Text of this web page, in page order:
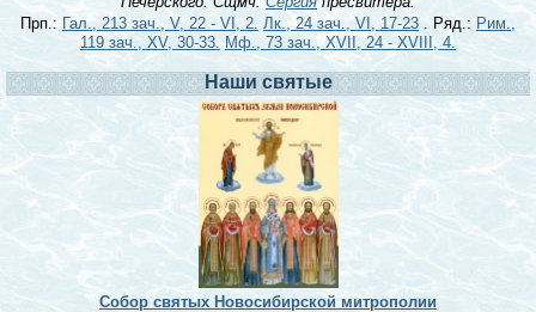
Прп.: Гал., 213 зач., V, 22 - VI, 2. Лк., 24 зач., VI, 17-23 . Ряд.: Рим.,
119 зач., XV, 30-33. Мф., 73 зач., XVII, 24 - XVIII, 4.
Наши святые
Собор святых Новосибирской митрополии